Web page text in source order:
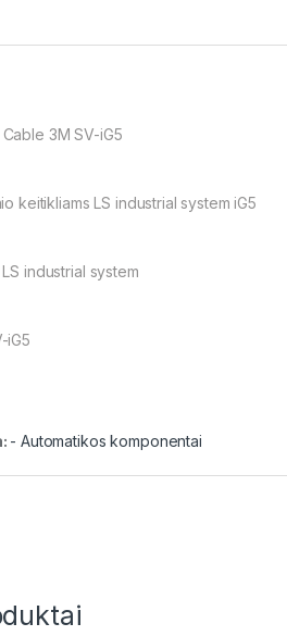
3M SV-iG5
keitikliams LS industrial system iG5
industrial system
iG5
- Automatikos komponentai